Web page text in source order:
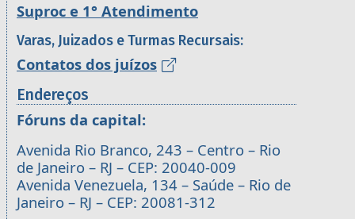
Suproc e 1° Atendimento
Varas, Juizados e Turmas Recursais:
Contatos dos juízos
Endereços
Fóruns da capital:
Avenida Rio Branco, 243 – Centro – Rio
de Janeiro – RJ – CEP: 20040-009
Avenida Venezuela, 134 – Saúde – Rio de
Janeiro – RJ – CEP: 20081-312